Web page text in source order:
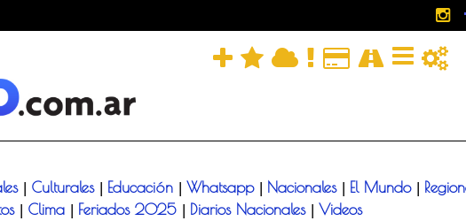
Culturales Educación Whatsapp Nacionales El Mundo
Clima Feriados 2025 Diarios Nacionales Videos